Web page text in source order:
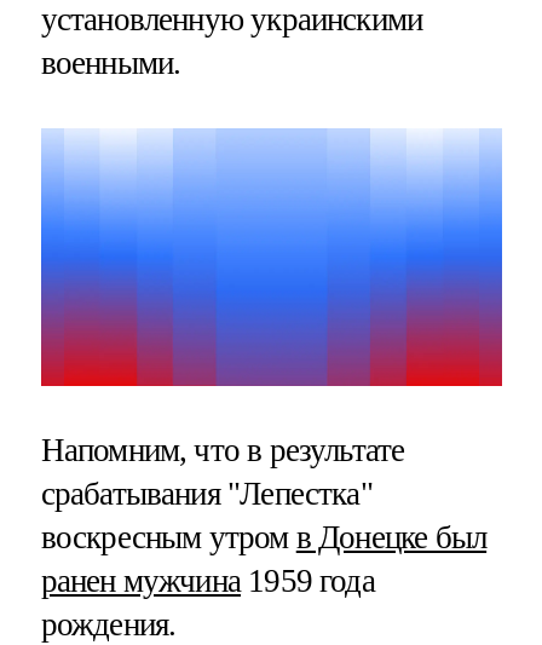
установленную украинскими
военными.
Напомним, что в результате
срабатывания "Лепестка"
воскресным утром в Донецке был
ранен мужчина1959 года
рождения.